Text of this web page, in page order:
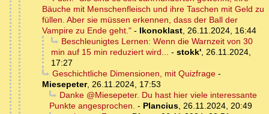
Bäuche mit Menschenfleisch und ihre Taschen mit Geld zu
füllen. Aber sie müssen erkennen, dass der Ball der
Vampire zu Ende geht." - Ikonoklast, 26.11.2024, 16:44
Beschleunigtes Lernen: Wenn die Warnzeit von 30
min auf 15 min reduziert wird... - stokk', 26.11.2024,
17:27
Geschichtliche Dimensionen, mit Quizfrage-
Miesepeter, 26.11.2024, 17:53
Danke @Miesepeter. Du hast hier viele interessante
Punkte angesprochen. - Plancius, 26.11.2024, 20:49